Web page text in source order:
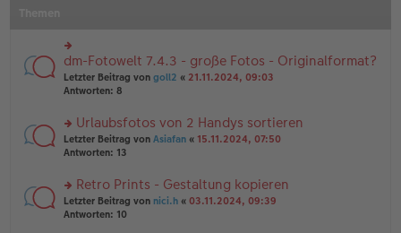
rs
te
r
g
el
es
n
er
B
ei
dm-Fotowelt 7.4.3 - große Fotos - Originalformat?
Letzter Beitrag von goll2 « 21.11.2024, 09:03
Antworten: 8
rs
te
n
g
el
Urlaubsfotos von 2 Handys sortieren
Letzter Beitrag von Asiafan « 15.11.2024, 07:50
Antworten: 13
rs
te
Retro Prints - Gestaltung kopieren
Letzter Beitrag von nici.h « 03.11.2024, 09:39
Antworten: 10